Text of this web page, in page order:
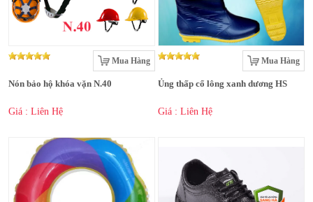
Mua Hàng
Nón bảo hộ khóa vặn N.40
Giá : Liên Hệ
Mua Hàng
Ủng thấp cổ lông xanh dương HS
Giá : Liên Hệ